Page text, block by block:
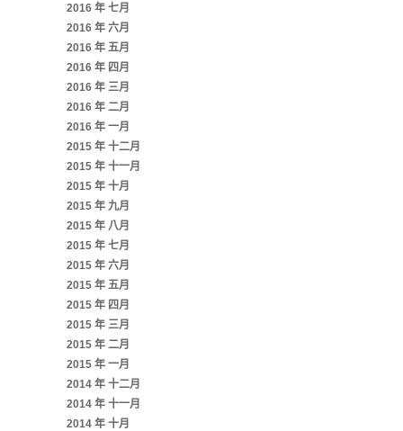
2016 年 七月
2016 年 六月
2016 年 五月
2016 年 四月
2016 年 三月
2016 年 二月
2016 年 一月
2015 年 十二月
2015 年 十一月
2015 年 十月
2015 年 九月
2015 年 八月
2015 年 七月
2015 年 六月
2015 年 五月
2015 年 四月
2015 年 三月
2015 年 二月
2015 年 一月
2014 年 十二月
2014 年 十一月
2014 年 十月